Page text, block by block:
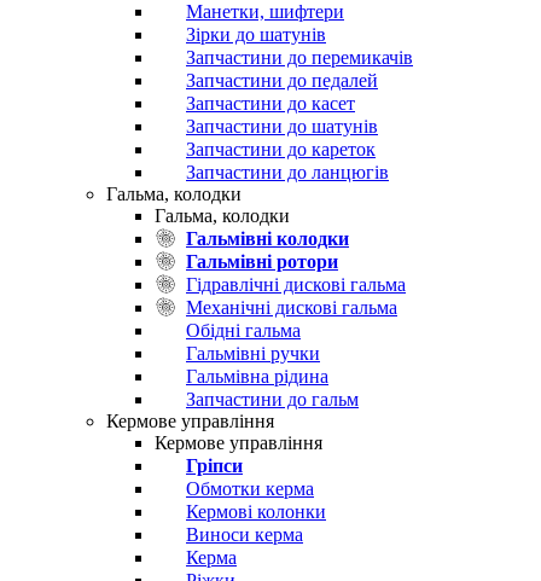
Манетки, шифтери
Зірки до шатунів
Запчастини до перемикачів
Запчастини до педалей
Запчастини до касет
Запчастини до шатунів
Запчастини до кареток
Запчастини до ланцюгів
Гальма, колодки
Гальма, колодки
Гальмівні колодки
Гальмівні ротори
Гідравлічні дискові гальма
Механічні дискові гальма
Обідні гальма
Гальмівні ручки
Гальмівна рідина
Запчастини до гальм
Кермове управління
Кермове управління
Гріпси
Обмотки керма
Кермові колонки
Виноси керма
Керма